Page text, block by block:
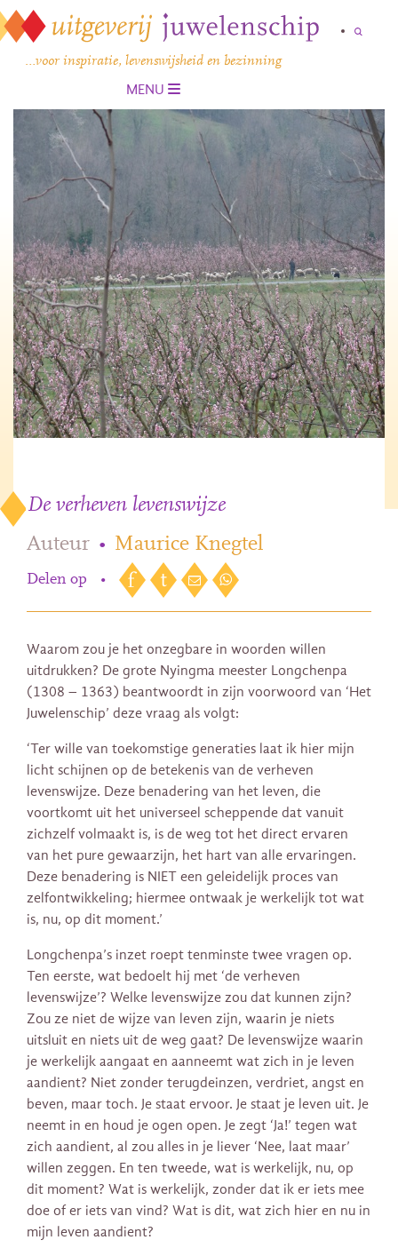
…voor inspiratie, levenswijsheid en bezinning
MENU
De verheven levenswijze
Auteur • Maurice Knegtel
Delen op •
Waarom zou je het onzegbare in woorden willen
uitdrukken? De grote Nyingma meester Longchenpa
(1308 – 1363) beantwoordt in zijn voorwoord van ‘Het
Juwelenschip’ deze vraag als volgt:
‘Ter wille van toekomstige generaties laat ik hier mijn
licht schijnen op de betekenis van de verheven
levenswijze. Deze benadering van het leven, die
voortkomt uit het universeel scheppende dat vanuit
zichzelf volmaakt is, is de weg tot het direct ervaren
van het pure gewaarzijn, het hart van alle ervaringen.
Deze benadering is NIET een geleidelijk proces van
zelfontwikkeling; hiermee ontwaak je werkelijk tot wat
is, nu, op dit moment.’
Longchenpa’s inzet roept tenminste twee vragen op.
Ten eerste, wat bedoelt hij met ‘de verheven
levenswijze’? Welke levenswijze zou dat kunnen zijn?
Zou ze niet de wijze van leven zijn, waarin je niets
uitsluit en niets uit de weg gaat? De levenswijze waarin
je werkelijk aangaat en aanneemt wat zich in je leven
aandient? Niet zonder terugdeinzen, verdriet, angst en
beven, maar toch. Je staat ervoor. Je staat je leven uit. Je
neemt in en houd je ogen open. Je zegt ‘Ja!’ tegen wat
zich aandient, al zou alles in je liever ‘Nee, laat maar’
willen zeggen. En ten tweede, wat is werkelijk, nu, op
dit moment? Wat is werkelijk, zonder dat ik er iets mee
doe of er iets van vind? Wat is dit, wat zich hier en nu in
mijn leven aandient?